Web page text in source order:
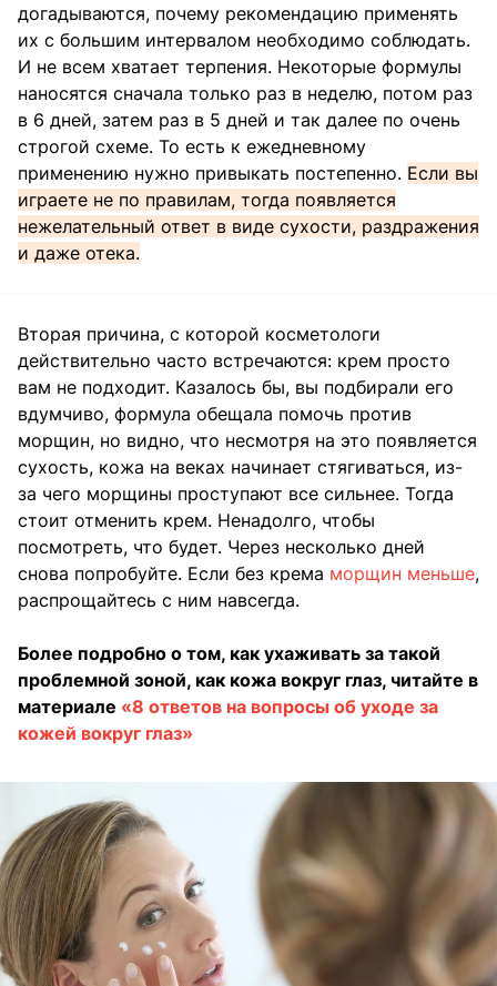
догадываются, почему рекомендацию применять
их с большим интервалом необходимо соблюдать.
И не всем хватает терпения. Некоторые формулы
наносятся сначала только раз в неделю, потом раз
в 6 дней, затем раз в 5 дней и так далее по очень
строгой схеме. То есть к ежедневному
применению нужно привыкать постепенно. Если вы
играете не по правилам, тогда появляется
нежелательный ответ в виде сухости, раздражения
и даже отека.
Вторая причина, с которой косметологи
действительно часто встречаются: крем просто
вам не подходит. Казалось бы, вы подбирали его
вдумчиво, формула обещала помочь против
морщин, но видно, что несмотря на это появляется
сухость, кожа на веках начинает стягиваться, из-
за чего морщины проступают все сильнее. Тогда
стоит отменить крем. Ненадолго, чтобы
посмотреть, что будет. Через несколько дней
снова попробуйте. Если без крема морщин меньше,
распрощайтесь с ним навсегда.
Более подробно о том, как ухаживать за такой
проблемной зоной, как кожа вокруг глаз, читайте в
материале «8 ответов на вопросы об уходе за
кожей вокруг глаз»